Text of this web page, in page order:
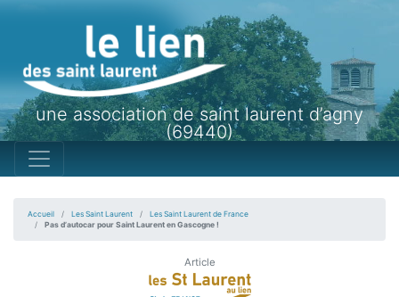
une association de saint laurent d’agny
(69440)
Accueil Les Saint Laurent
Les Saint Laurent de France
Pas d’autocar pour Saint Laurent en Gascogne !
Article